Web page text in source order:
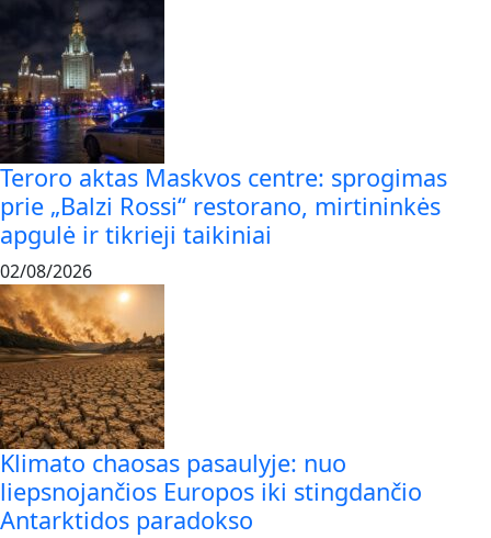
Teroro aktas Maskvos centre: sprogimas
prie „Balzi Rossi“ restorano, mirtininkės
apgulė ir tikrieji taikiniai
02/08/2026
Klimato chaosas pasaulyje: nuo
liepsnojančios Europos iki stingdančio
Antarktidos paradokso